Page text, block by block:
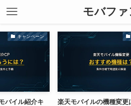
モバファ
キャンペーン
バイル紹介キ
楽天モバイルの機種変更